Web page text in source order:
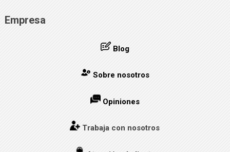
Empresa
Blog
Sobre nosotros
Opiniones
Trabaja con nosotros